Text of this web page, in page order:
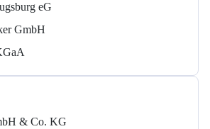
eG
GmbH
& Co. KG